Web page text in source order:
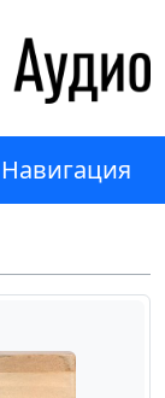
Навигация